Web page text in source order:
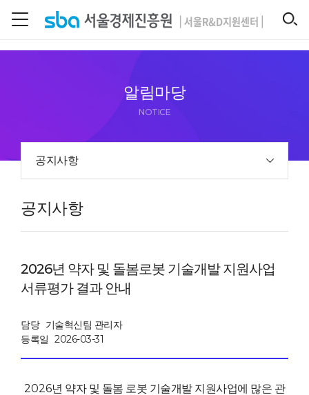
알림마당
NOTICE
공지사항
공지사항
2026년 약자 및 돌봄로봇 기술개발 지원사업
서류평가 결과 안내
담당 기술혁신팀 관리자
등록일 2026-03-31
2026년 약자 및 돌봄 로봇 기술개발 지원사업에 많은 관